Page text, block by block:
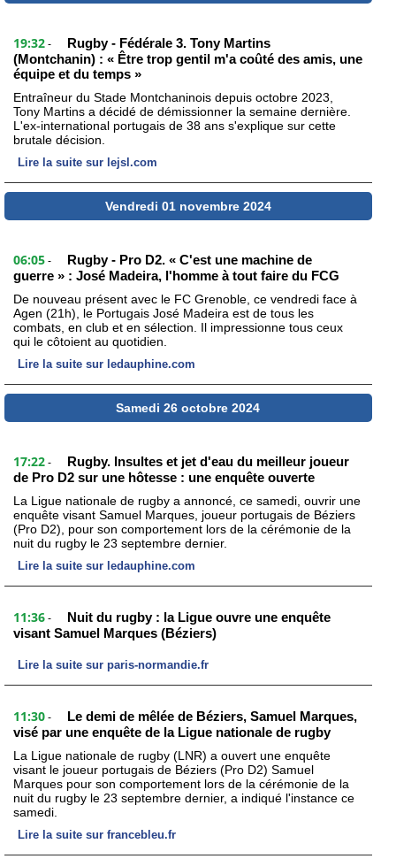
19:32 -
Rugby - Fédérale 3. Tony Martins
(Montchanin) : « Être trop gentil m'a coûté des amis, une
équipe et du temps »
Entraîneur du Stade Montchaninois depuis octobre 2023,
Tony Martins a décidé de démissionner la semaine dernière.
L'ex-international portugais de 38 ans s'explique sur cette
brutale décision.
Lire la suite sur lejsl.com
Vendredi 01 novembre 2024
06:05 -
Rugby - Pro D2. « C'est une machine de
guerre » : José Madeira, l'homme à tout faire du FCG
De nouveau présent avec le FC Grenoble, ce vendredi face à
Agen (21h), le Portugais José Madeira est de tous les
combats, en club et en sélection. Il impressionne tous ceux
qui le côtoient au quotidien.
Lire la suite sur ledauphine.com
Samedi 26 octobre 2024
17:22 -
Rugby. Insultes et jet d'eau du meilleur joueur
de Pro D2 sur une hôtesse : une enquête ouverte
La Ligue nationale de rugby a annoncé, ce samedi, ouvrir une
enquête visant Samuel Marques, joueur portugais de Béziers
(Pro D2), pour son comportement lors de la cérémonie de la
nuit du rugby le 23 septembre dernier.
Lire la suite sur ledauphine.com
11:36 -
Nuit du rugby : la Ligue ouvre une enquête
visant Samuel Marques (Béziers)
Lire la suite sur paris-normandie.fr
11:30 -
Le demi de mêlée de Béziers, Samuel Marques,
visé par une enquête de la Ligue nationale de rugby
La Ligue nationale de rugby (LNR) a ouvert une enquête
visant le joueur portugais de Béziers (Pro D2) Samuel
Marques pour son comportement lors de la cérémonie de la
nuit du rugby le 23 septembre dernier, a indiqué l'instance ce
samedi.
Lire la suite sur francebleu.fr